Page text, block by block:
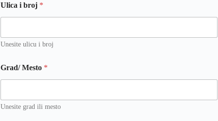
a
k
j
i
a
Ulica i broj *
Unesite ulicu i broj
Grad/ Mesto *
Unesite grad ili mesto